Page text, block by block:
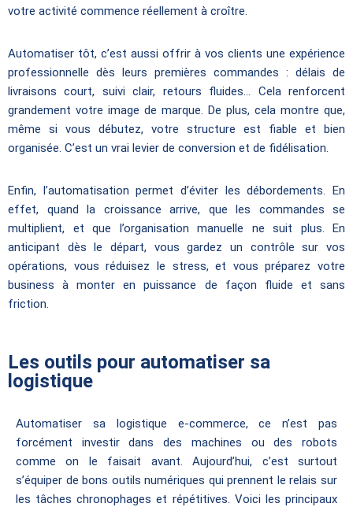
votre activité commence réellement à croître.
Automatiser tôt, c’est aussi offrir à vos clients une expérience
professionnelle dès leurs premières commandes : délais de
livraisons court, suivi clair, retours fluides… Cela renforcent
grandement votre image de marque. De plus, cela montre que,
même si vous débutez, votre structure est fiable et bien
organisée. C’est un vrai levier de conversion et de fidélisation.
Enfin, l’automatisation permet d’éviter les débordements. En
effet, quand la croissance arrive, que les commandes se
multiplient, et que l’organisation manuelle ne suit plus. En
anticipant dès le départ, vous gardez un contrôle sur vos
opérations, vous réduisez le stress, et vous préparez votre
business à monter en puissance de façon fluide et sans
friction.
Les outils pour automatiser sa
logistique
Automatiser sa logistique e-commerce, ce n’est pas
forcément investir dans des machines ou des robots
comme on le faisait avant. Aujourd’hui, c’est surtout
s’équiper de bons outils numériques qui prennent le relais sur
les tâches chronophages et répétitives. Voici les principaux